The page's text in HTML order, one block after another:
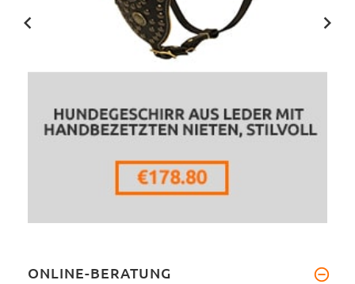
ONLINE-BERATUNG